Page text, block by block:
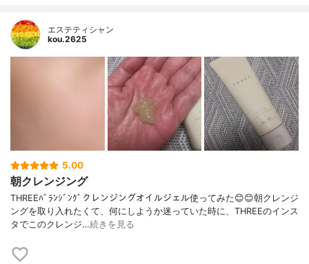
エステティシャン
kou.2625
5.00
朝クレンジング
THREEﾊﾞﾗﾝｼﾞﾝｸﾞクレンジングオイルジェル使ってみた😊😊朝クレンジ
ングを取り入れたくて、何にしようか迷っていた時に、THREEのインス
タでこのクレンジ…続きを見る